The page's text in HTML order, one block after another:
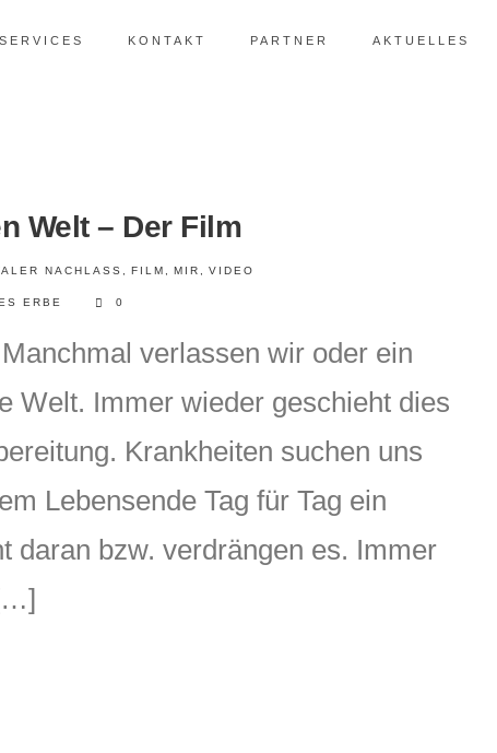
SERVICES KONTAKT PARTNER AKTUELLES
Welt – Der Film
NACHLASS FILM MIR VIDEO
ERBE 0
verlassen wir oder ein
Welt. Immer wieder geschieht dies
Krankheiten suchen uns
Lebensende Tag für Tag ein
daran bzw. verdrängen es. Immer